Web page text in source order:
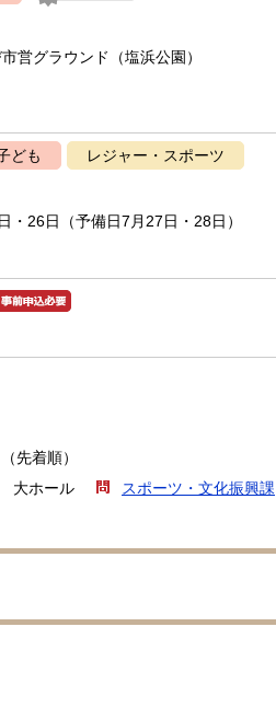
営グラウンド（塩浜公園）
ども レジャー・スポーツ
・26日（予備日7月27日・28日）
先着順）
大ホール スポーツ・文化振興課